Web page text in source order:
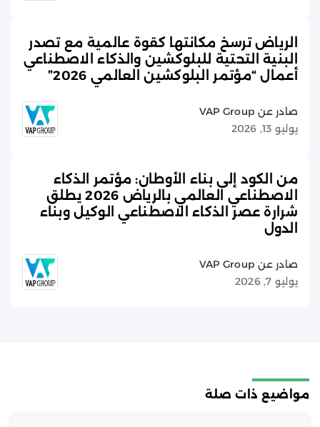
الرياض ترسخ مكانتها كقوة عالمية مع تصدر
البنية التحتية للبلوكشين والذكاء الاصطناعي
أعمال “مؤتمر البلوكشين العالمي 2026”
صادر عن VAP Group
يوليو 13, 2026
من الكود إلى بناء الأوطان: مؤتمر الذكاء
الاصطناعي العالمي بالرياض 2026 يطلق
شرارة عصر الذكاء الاصطناعي الوكيل وبناء
الدول
صادر عن VAP Group
يوليو 7, 2026
مواضيع ذات صلة